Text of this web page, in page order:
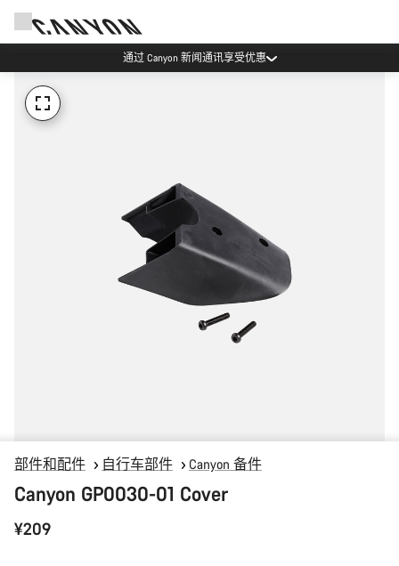
通过 Canyon 新闻通讯享受优惠
部件和配件 自行车部件 Canyon 备件
Canyon GP0030-01 Cover
¥209